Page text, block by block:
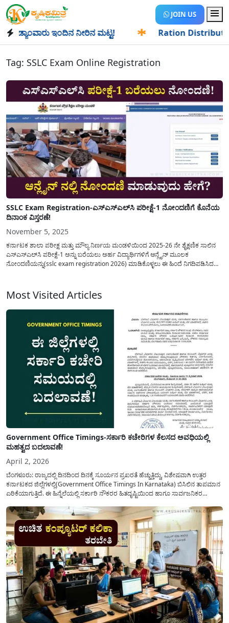
JOIN US
ಇಂದಿನ ನೀರಿನ ಮಟ್ಟ! Ration Distribution-
Tag: SSLC Exam Online Registration
SSLC Exam Registration-ಎಸ್​ಎಸ್​ಎಲ್​​ಸಿ ಪರೀಕ್ಷೆ-1 ನೋಂದಣಿಗೆ ಕೊನೆಯ
ದಿನಾಂಕ ವಿಸ್ತರಣೆ!
November 5, 2025
ಕರ್ನಾಟಕ ಶಾಲಾ ಪರೀಕ್ಷ ಮತ್ತು ಮೌಲ್ಯ ನಿರ್ಣಯ ಮಂಡಳಿಯಿಂದ 2025-26 ನೇ ಶೈಕ್ಷಣಿಕ ಸಾಲಿನ
ಎಸ್​ಎಸ್​ಎಲ್​​ಸಿ ಪರೀಕ್ಷೆ-1 ಅನ್ನು ಬರೆಯಲು ಅರ್ಹ ವಿದ್ಯಾರ್ಥಿಗಳಿಗೆ ಆನ್ಲೈನ್ ಮೂಲಕ
ನೋಂದಣಿಯನ್ನು(sslc exam registration 2026) ಮಾಡಿಕೊಳ್ಳಲು ಈ ಹಿಂದೆ ನಿಗದಿಪಡಿಸಿದ
Most Visited Articles
Government Office Timings-ಸರ್ಕಾರಿ ಕಚೇರಿಗಳ ಕೆಲಸದ ಅವಧಿಯಲ್ಲಿ
ಮಹತ್ವದ ಬದಲಾವಣೆ!
April 2, 2026
ಬೆಂಗಳೂರು: ರಾಜ್ಯದಲ್ಲಿ ದಿನದಿಂದ ದಿನಕ್ಕೆ ಸೂರ್ಯನ ಪ್ರಖರತೆ ಹೆಚ್ಚುತ್ತಿದ್ದು, ವಿಶೇಷವಾಗಿ ಉತ್ತರ
ಕರ್ನಾಟಕದ ಜಿಲ್ಲೆಗಳಲ್ಲಿ(Government Office Timings In Karnataka) ಬಿಸಿಲಿನ ತಾಪಮಾನ
ಏರಿಕೆಯಾಗುತ್ತಿದೆ. ಈ ಹಿನ್ನೆಲೆಯಲ್ಲಿ ಸರ್ಕಾರಿ ನೌಕರರ ಹಿತದೃಷ್ಟಿಯಿಂದ ಹಾಗೂ ಸಾರ್ವಜನಿಕರ
ಮತ್ತು ಕಲ್ಯಾಣ ಕರ್ನಾಟಕದ ಒಟ್ಟು 9 ಜಿಲ್ಲೆಗಳಲ್ಲಿ ಏಪ್ರಿಲ್...